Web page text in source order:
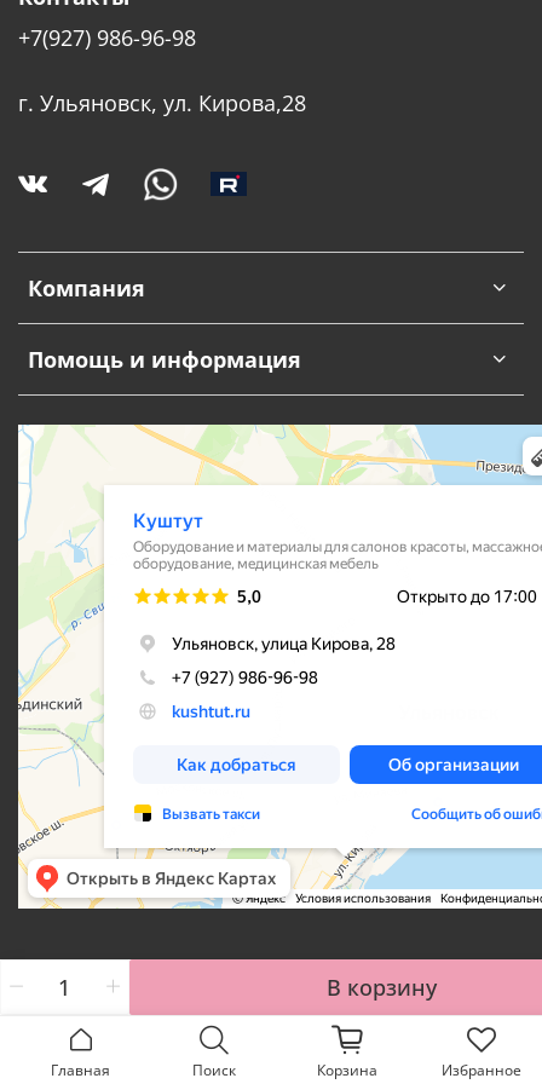
В корзину
Компания
Помощь и информация
+7(927) 986-96-98
г. Ульяновск, ул. Кирова,28
Главная Поиск Корзина Избранное